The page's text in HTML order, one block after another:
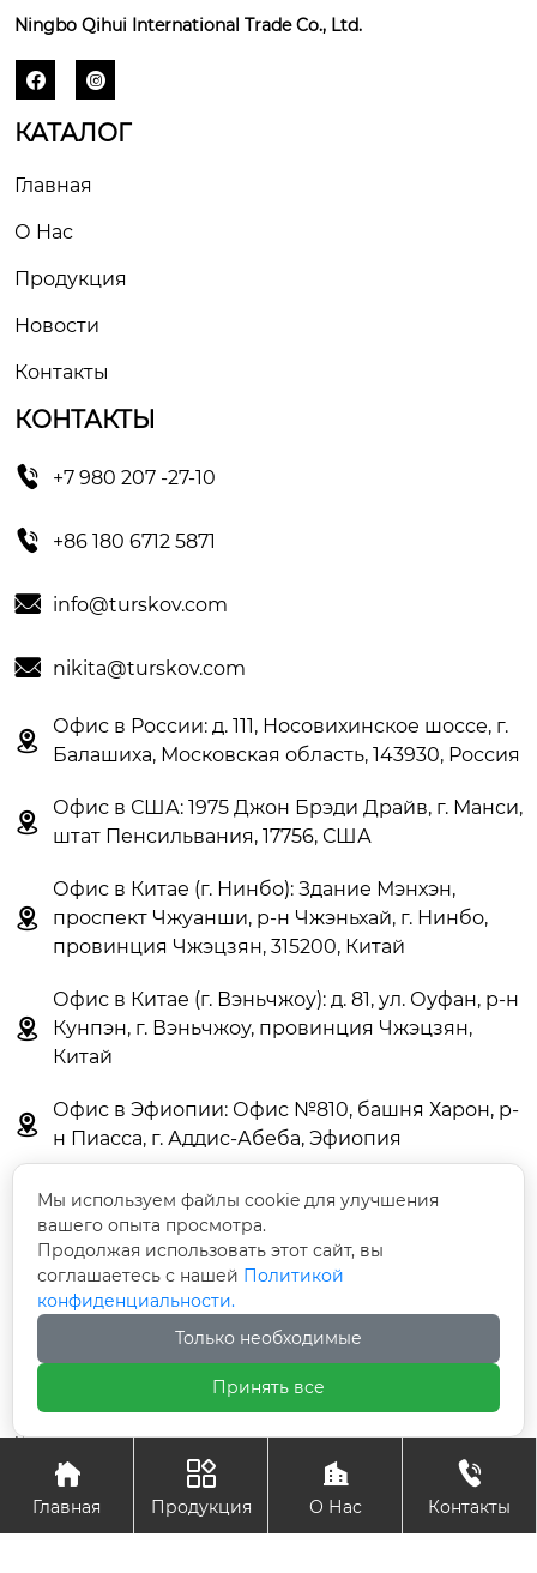
Ningbo Qihui International Trade Co., Ltd.
 
КАТАЛОГ
Главная
О Hас
Продукция
Новости
Контакты
КОНТАКТЫ
 +7 980 207 -27-10
 +86 180 6712 5871
 info@turskov.com
 nikita@turskov.com

Офис в России: д. 111, Носовихинское шоссе, г.
Балашиха, Московская область, 143930, Россия

Офис в США: 1975 Джон Брэди Драйв, г. Манси,
штат Пенсильвания, 17756, США

Офис в Китае (г. Нинбо): Здание Мэнхэн,
проспект Чжуанши, р-н Чжэньхай, г. Нинбо,
провинция Чжэцзян, 315200, Китай

Офис в Китае (г. Вэньчжоу): д. 81, ул. Оуфан, р-н
Кунпэн, г. Вэньчжоу, провинция Чжэцзян,
Китай

Офис в Эфиопии: Офис №810, башня Харон, р-
н Пиасса, г. Аддис-Абеба, Эфиопия
Авторское право© Ningbo Qihui International Trade Co.,
第六，Производитель оставляет за собой право вносить
изменения в конструкцию, комплектацию и
технические характеристики продукта без
предварительного уведомления для улучшения его
качества. Характеристики товара могут отличаться в
зависимости от страны поставки (с учётом местных
норм и требований). Информация на сайте носит
ознакомительный характер. Актуальные характеристики
уточняйте в паспорте изделия перед покупкой.

Главная

Продукция

О Нас

Контакты
Мы используем файлы cookie для улучшения
вашего опыта просмотра.
Продолжая использовать этот сайт, вы
соглашаетесь с нашей Политикой
конфиденциальности.
Только необходимые
Принять все